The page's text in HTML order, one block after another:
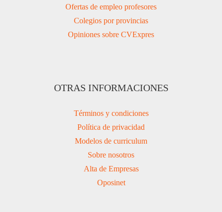
Ofertas de empleo profesores
Colegios por provincias
Opiniones sobre CVExpres
OTRAS INFORMACIONES
Términos y condiciones
Política de privacidad
Modelos de curriculum
Sobre nosotros
Alta de Empresas
Oposinet